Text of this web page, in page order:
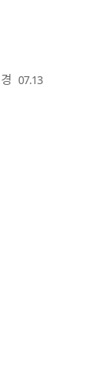
07.13